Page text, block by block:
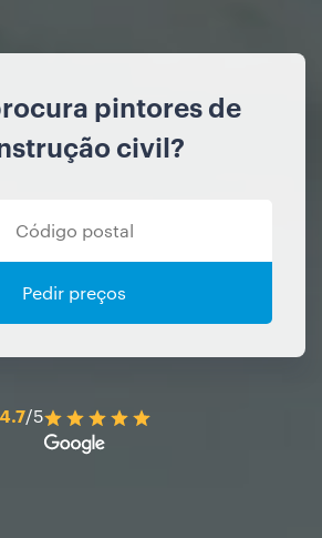
pintores de
civil?
Pedir preços
4.7/5